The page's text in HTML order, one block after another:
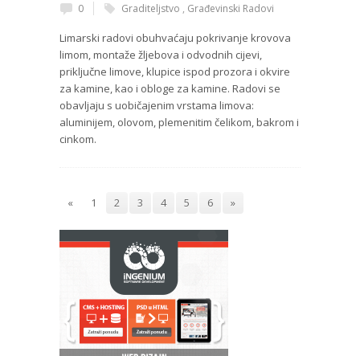
0
Graditeljstvo , Građevinski Radovi
Limarski radovi obuhvaćaju pokrivanje krovova
limom, montaže žljebova i odvodnih cijevi,
priključne limove, klupice ispod prozora i okvire
za kamine, kao i obloge za kamine. Radovi se
obavljaju s uobičajenim vrstama limova:
aluminijem, olovom, plemenitim čelikom, bakrom i
cinkom.
« 1 2 3 4 5 6 »